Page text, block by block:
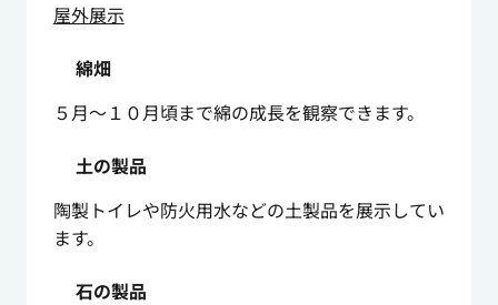
屋外展示
綿畑
５月～１０月頃まで綿の成長を観察できます。
土の製品
陶製トイレや防火用水などの土製品を展示してい
ます。
石の製品